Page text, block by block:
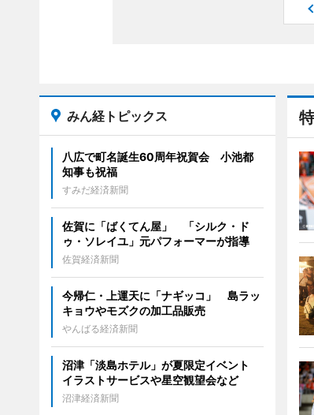
みん経トピックス
八広で町名誕生60周年祝賀会 小池都
知事も祝福
すみだ経済新聞
佐賀に「ばくてん屋」 「シルク・ド
ゥ・ソレイユ」元パフォーマーが指導
佐賀経済新聞
今帰仁・上運天に「ナギッコ」 島ラッ
キョウやモズクの加工品販売
やんばる経済新聞
沼津「淡島ホテル」が夏限定イベント
イラストサービスや星空観望会など
沼津経済新聞